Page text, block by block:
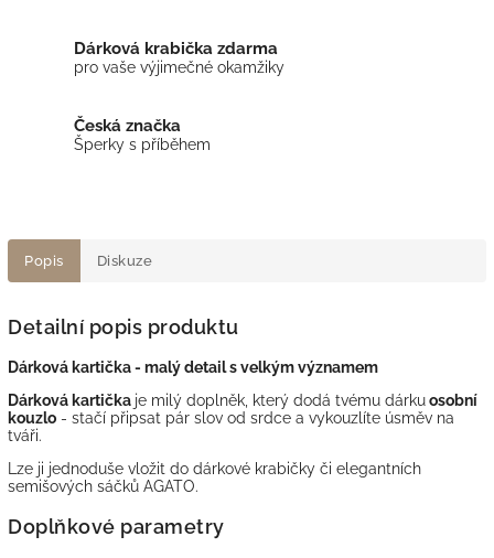
Dárková krabička zdarma
pro vaše výjimečné okamžiky
Česká značka
Šperky s příběhem
Popis Diskuze
Detailní popis produktu
Dárková kartička - malý detail s velkým významem
Dárková kartička je milý doplněk, který dodá tvému dárkuosobní
kouzlo - stačí připsat pár slov od srdce a vykouzlíte úsměv na
tváři.
Lze ji jednoduše vložit do dárkové krabičky či elegantních
semišových sáčků AGATO.
Doplňkové parametry